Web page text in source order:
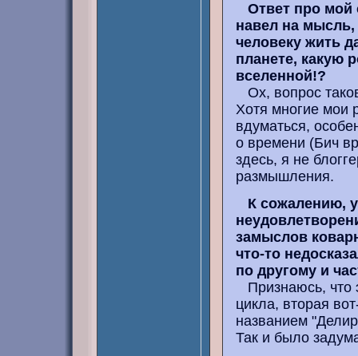
Ответ про мой
навел на мысль,
человеку жить
планете, какую
вселенной!?
Ох, вопрос
Хотя многие мои
вдуматься,
о времени (Бич
здесь, я не
размышления.
К сожалению,
замыслов
что-то
по другому и
Признаюсь, что
цикла, вторая
названием
Так и было